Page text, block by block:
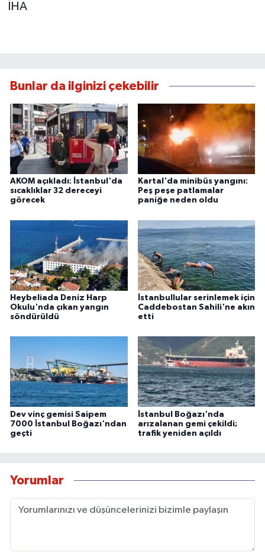
İHA
Bunlar da ilginizi çekebilir
AKOM açıkladı: İstanbul'da
sıcaklıklar 32 dereceyi
görecek
Kartal'da minibüs yangını:
Peş peşe patlamalar
paniğe neden oldu
Heybeliada Deniz Harp
Okulu'nda çıkan yangın
söndürüldü
İstanbullular serinlemek için
Caddebostan Sahili'ne akın
etti
Dev vinç gemisi Saipem
7000 İstanbul Boğazı'ndan
geçti
İstanbul Boğazı'nda
arızalanan gemi çekildi;
trafik yeniden açıldı
Yorumlar